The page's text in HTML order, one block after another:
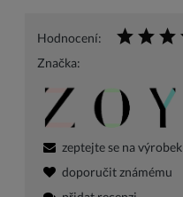
Hodnocení:
Značka:
zeptejte se na výrobek
doporučit známému